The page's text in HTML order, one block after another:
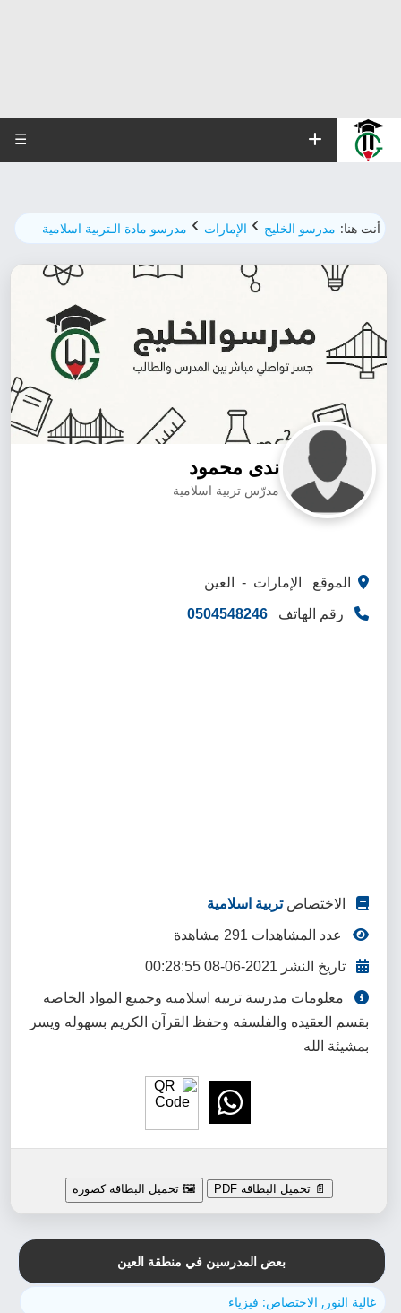
☰
أنت هنا: مدرسو الخليج الإمارات مدرسو مادة الـتربية اسلامية
ندى محمود
مدرّس تربية اسلامية
الموقع الإمارات - العين
رقم الهاتف 0504548246
الاختصاصتربية اسلامية
عدد المشاهدات 291 مشاهدة
تاريخ النشر 2021-06-08 00:28:55
معلومات مدرسة تربيه اسلاميه وجميع المواد الخاصه
بقسم العقيده والفلسفه وحفظ القرآن الكريم بسهوله ويسر
بمشيئة الله
📄 تحميل البطاقة PDF 🖼️ تحميل البطاقة كصورة
بعض المدرسين في منطقة العين
غالية النور, الاختصاص: فيزياء